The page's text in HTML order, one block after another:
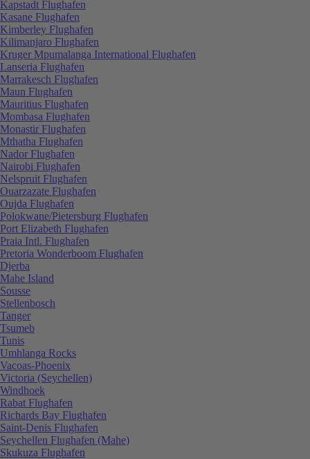
Kapstadt Flughafen
Kasane Flughafen
Kimberley Flughafen
Kilimanjaro Flughafen
Kruger Mpumalanga International Flughafen
Lanseria Flughafen
Marrakesch Flughafen
Maun Flughafen
Mauritius Flughafen
Mombasa Flughafen
Monastir Flughafen
Mthatha Flughafen
Nador Flughafen
Nairobi Flughafen
Nelspruit Flughafen
Ouarzazate Flughafen
Oujda Flughafen
Polokwane/Pietersburg Flughafen
Port Elizabeth Flughafen
Praia Intl. Flughafen
Pretoria Wonderboom Flughafen
Djerba
Mahe Island
Sousse
Stellenbosch
Tanger
Tsumeb
Tunis
Umhlanga Rocks
Vacoas-Phoenix
Victoria (Seychellen)
Windhoek
Rabat Flughafen
Richards Bay Flughafen
Saint-Denis Flughafen
Seychellen Flughafen (Mahe)
Skukuza Flughafen